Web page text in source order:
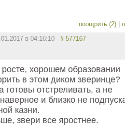
поощрить (2) |
в 04:16:10 # 577167
хорошем образовании
в этом диком зверинце?
готовы отстреливать, а не
и близко не
казни.
звери все яростнее.